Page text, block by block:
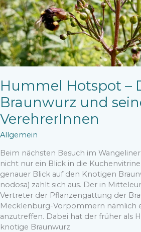
Hummel Hotspot –
Braunwurz und
VerehrerInnen
Allgemein
Beim nächsten Besuch im
nicht nur ein Blick in die Kuchenvitrine
genauer Blick auf den Knotigen
nodosa) zahlt sich aus. Der in
Vertreter der Pflanzengattung der
Mecklenburg-Vorpommern nämlich
anzutreffen. Dabei hat der früher als
knotige Braunwurz